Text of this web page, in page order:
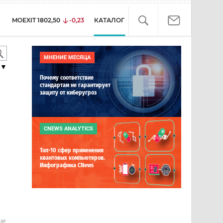
MOEXIT 1802,50 -0,23 КАТАЛОГ
МНЕНИЕ МЕСЯЦА
Почему соответствие
стандартам не гарантирует
защиту от киберугроз
CNEWS ANALYTICS
Топ-10 сфер применения
квантовых компьютеров.
Инфографика CNews